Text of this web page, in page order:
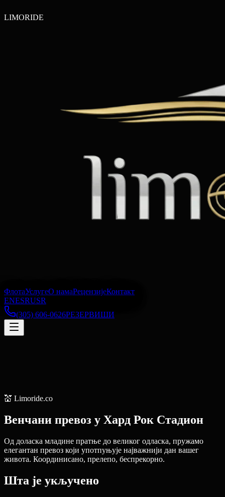
LIMORIDE
ФлотаУслугеО намаРецензијеКонтакт
ENESRUSR
(305) 606-0626РЕЗЕРВИШИ
💒 Limoride.co
Венчани превоз у Хард Рок Стадион
Од доласка младине пратње до великог одласка, пружамо
елегантан превоз који употпуњује најважнији дан вашег
живота. Координисано, прелепо, беспрекорно.
Шта је укључено